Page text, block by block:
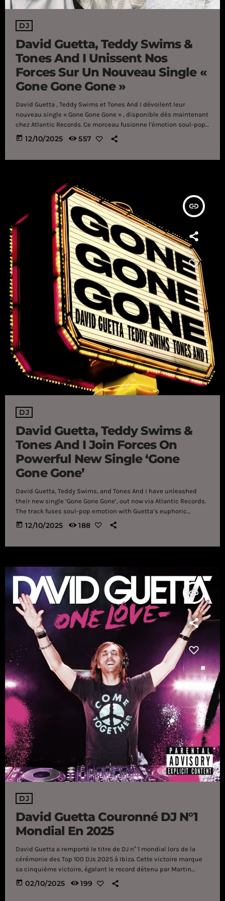
DJ
David Guetta, Teddy Swims &
Tones And I Unissent Nos
Forces Sur Un Nouveau Single «
Gone Gone Gone »
David Guetta , Teddy Swims et Tones And I dévoilent leur
nouveau single « Gone Gone Gone » , disponible dès maintenant
chez Atlantic Records. Ce morceau fusionne l'émotion soul-pop
avec l'énergie dancefloor euphorique de Guetta, créant un
hymne moderne qui célèbre le chaos et l'addiction à l'amour
Swims donne le ton avec […]
today 12/10/2025 557
insert_link
DJ
David Guetta, Teddy Swims &
Tones And I Join Forces On
Powerful New Single ‘Gone
Gone Gone’
David Guetta, Teddy Swims, and Tones And I have unleashed
their new single ‘Gone Gone Gone’, out now via Atlantic Records.
The track fuses soul-pop emotion with Guetta’s euphoric
dancefloor energy, creating a modern anthem that celebrates
the chaos and addiction of toxic love. Opening with shimmering
today 12/10/2025 188
insert_link
DJ
David Guetta Couronné DJ N°1
Mondial En 2025
David Guetta a remporté le titre de DJ n° 1 mondial lors de la
cérémonie des Top 100 DJs 2025 à Ibiza. Cette victoire marque
sa cinquième victoire, égalant le record détenu par Martin
Garrix et Armin van Buuren . Guetta avait conquis la première
place en 2011 avant de dominer le début des années 2020 avec
today 02/10/2025 199